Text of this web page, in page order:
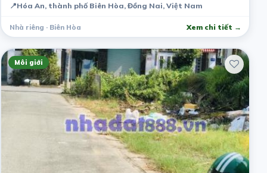
📍Hóa An, thành phố Biên Hòa, Đồng Nai, Việt Nam
Nhà riêng · Biên Hòa Xem chi tiết →
Môi giới